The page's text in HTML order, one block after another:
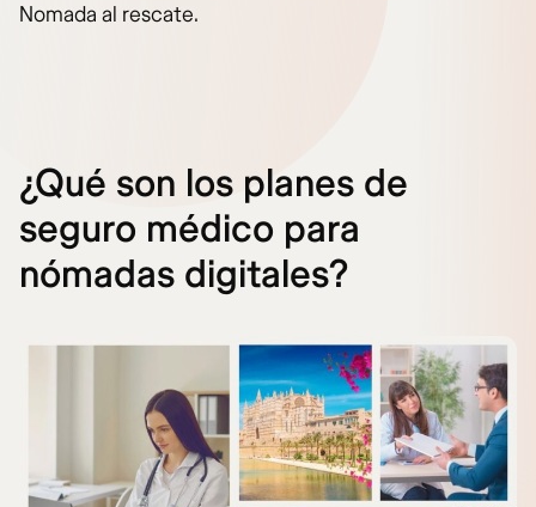
Nomada al rescate.
¿Qué son los planes de
seguro médico para
nómadas digitales?